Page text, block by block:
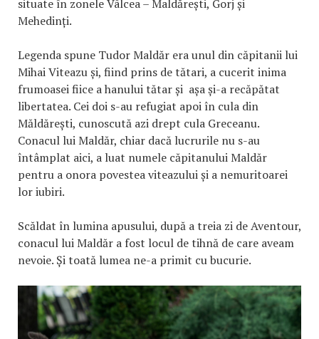
situate în zonele Vâlcea – Maldărești, Gorj și
Mehedinți.
Legenda spune Tudor Maldăr era unul din căpitanii lui
Mihai Viteazu și, fiind prins de tătari, a cucerit inima
frumoasei fiice a hanului tătar și așa și-a recăpătat
libertatea. Cei doi s-au refugiat apoi în cula din
Măldărești, cunoscută azi drept cula Greceanu.
Conacul lui Maldăr, chiar dacă lucrurile nu s-au
întâmplat aici, a luat numele căpitanului Maldăr
pentru a onora povestea viteazului și a nemuritoarei
lor iubiri.
Scăldat în lumina apusului, după a treia zi de Aventour,
conacul lui Maldăr a fost locul de tihnă de care aveam
nevoie. Și toată lumea ne-a primit cu bucurie.